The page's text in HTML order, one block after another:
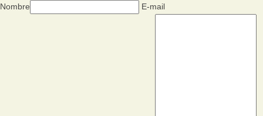
Nombre
E-mail